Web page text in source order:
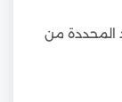
المحددة من